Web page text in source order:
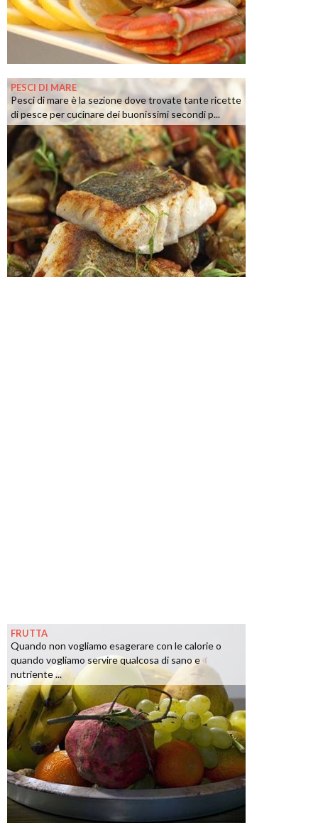
PESCI DI MARE
Pesci di mare è la sezione dove trovate tante ricette
di pesce per cucinare dei buonissimi secondi p...
FRUTTA
Quando non vogliamo esagerare con le calorie o
quando vogliamo servire qualcosa di sano e
nutriente ...